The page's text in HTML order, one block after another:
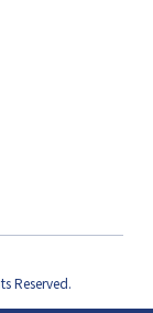
Reserved.